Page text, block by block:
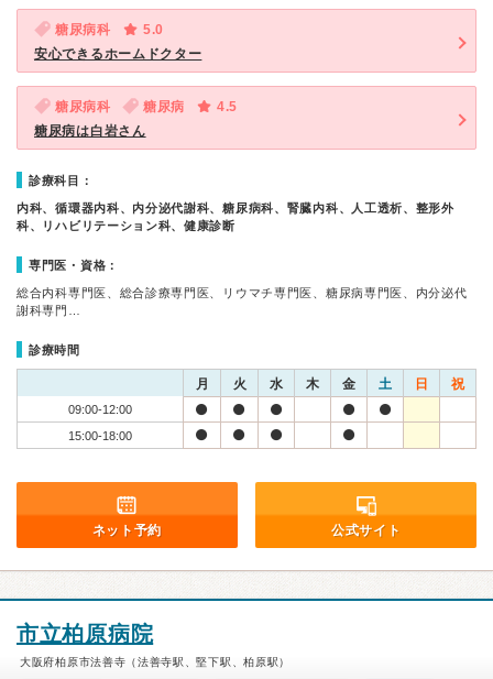
糖尿病科
5.0
安心できるホームドクター
糖尿病科 糖尿病
4.5
糖尿病は白岩さん
診療科目：
内科、循環器内科、内分泌代謝科、糖尿病科、腎臓内科、人工透析、整形外
科、リハビリテーション科、健康診断
専門医・資格：
総合内科専門医、総合診療専門医、リウマチ専門医、糖尿病専門医、内分泌代
謝科専門…
診療時間
月 火 水 木 金 土 日 祝
09:00-12:00
15:00-18:00
ネット予約 公式サイト
市立柏原病院
大阪府柏原市法善寺（法善寺駅、堅下駅、柏原駅）